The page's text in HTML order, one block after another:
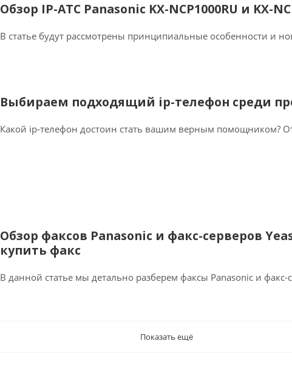
Обзор IP-АТС Panasonic KX-NCP1000RU и KX-
В статье будут рассмотрены принципиальные особенности и
Выбираем подходящий ip-телефон среди
Какой ip-телефон достоин стать вашим верным помощником?
Обзор факсов Panasonic и факс-серверов
купить факс
В данной статье мы детально разберем факсы Panasonic и факс-
Показать ещё